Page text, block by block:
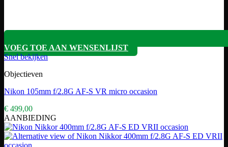
VOEG TOE AAN WENSENLIJST
Snel bekijken
Objectieven
Nikon 105mm f/2.8G AF-S VR micro occasion
€ 499,00
AANBIEDING